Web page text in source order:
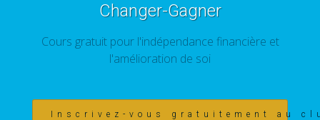
Changer-Gagner
Cours gratuit pour l'indépendance financière et
l'amélioration de soi
Inscrivez-vous gratuitement au